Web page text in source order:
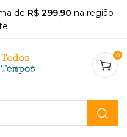
de R$ 299,90 na região
0